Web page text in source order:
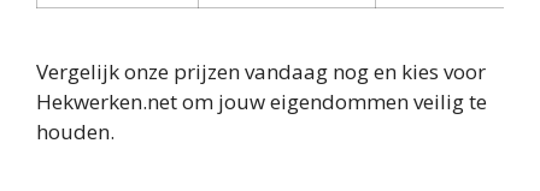
Vergelijk onze prijzen vandaag nog en kies voor
Hekwerken.net om jouw eigendommen veilig te
houden.